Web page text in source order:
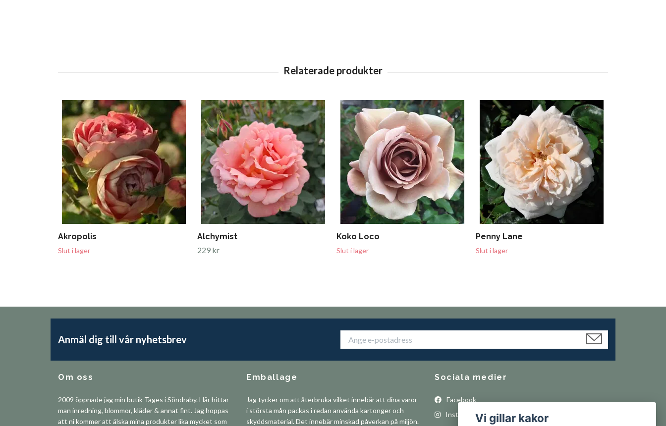
Akropolis
Slut i lager
Alchymist
229 kr
Koko Loco
Slut i lager
Penny Lane
Slut i lager
Anmäl dig till vår nyhetsbrev
Om oss
2009 öppnade jag min butik Tages i Söndraby. Här hittar
man inredning, blommor, kläder & annat fint. Jag hoppas
att ni kommer att älska mina produkter lika mycket som
Emballage
Jag tycker om att återbruka vilket innebär att dina varor
i största mån packas i redan använda kartonger och
skyddsmaterial. Det innebär minskad påverkan på miljön.
Sociala medier
Facebook
InstagramVi gillar kakor